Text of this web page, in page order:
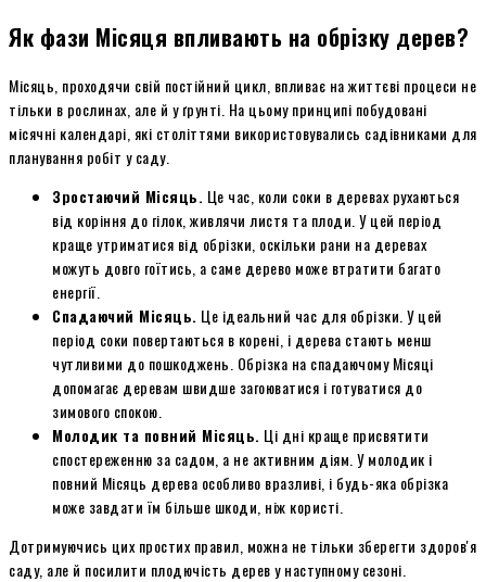
Як фази Місяця впливають на обрізку дерев?
Місяць, проходячи свій постійний цикл, впливає на життєві процеси не
тільки в рослинах, але й у ґрунті. На цьому принципі побудовані
місячні календарі, які століттями використовувались садівниками для
планування робіт у саду.
Зростаючий Місяць. Це час, коли соки в деревах рухаються
від коріння до гілок, живлячи листя та плоди. У цей період
краще утриматися від обрізки, оскільки рани на деревах
можуть довго гоїтись, а саме дерево може втратити багато
енергії.
Спадаючий Місяць. Це ідеальний час для обрізки. У цей
період соки повертаються в корені, і дерева стають менш
чутливими до пошкоджень. Обрізка на спадаючому Місяці
допомагає деревам швидше загоюватися і готуватися до
зимового спокою.
Молодик та повний Місяць. Ці дні краще присвятити
спостереженню за садом, а не активним діям. У молодик і
повний Місяць дерева особливо вразливі, і будь-яка обрізка
може завдати їм більше шкоди, ніж користі.
Дотримуючись цих простих правил, можна не тільки зберегти здоров'я
саду, але й посилити плодючість дерев у наступному сезоні.